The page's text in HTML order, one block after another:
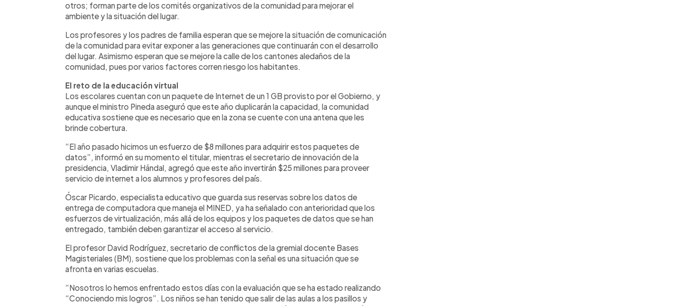
otros; forman parte de los comités organizativos de la comunidad para mejorar el
ambiente y la situación del lugar.
Los profesores y los padres de familia esperan que se mejore la situación de comunicación
de la comunidad para evitar exponer a las generaciones que continuarán con el desarrollo
del lugar. Asimismo esperan que se mejore la calle de los cantones aledaños de la
comunidad, pues por varios factores corren riesgo los habitantes.
El reto de la educación virtual
Los escolares cuentan con un paquete de Internet de un 1 GB provisto por el Gobierno, y
aunque el ministro Pineda aseguró que este año duplicarán la capacidad, la comunidad
educativa sostiene que es necesario que en la zona se cuente con una antena que les
brinde cobertura.
“El año pasado hicimos un esfuerzo de $8 millones para adquirir estos paquetes de
datos”, informó en su momento el titular, mientras el secretario de innovación de la
presidencia, Vladimir Hándal, agregó que este año invertirán $25 millones para proveer
servicio de internet a los alumnos y profesores del país.
Óscar Picardo, especialista educativo que guarda sus reservas sobre los datos de
entrega de computadora que maneja el MINED, ya ha señalado con anterioridad que los
esfuerzos de virtualización, más allá de los equipos y los paquetes de datos que se han
entregado, también deben garantizar el acceso al servicio.
El profesor David Rodríguez, secretario de conflictos de la gremial docente Bases
Magisteriales (BM), sostiene que los problemas con la señal es una situación que se
afronta en varias escuelas.
“Nosotros lo hemos enfrentado estos días con la evaluación que se ha estado realizando
“Conociendo mis logros”. Los niños se han tenido que salir de las aulas a los pasillos y